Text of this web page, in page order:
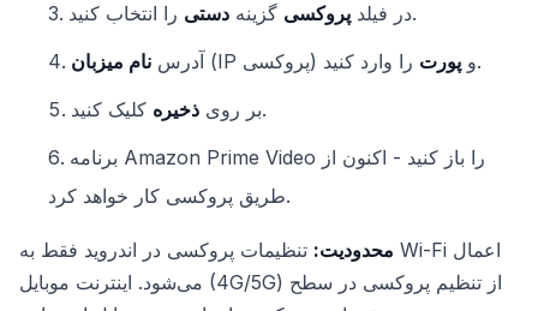
در فیلد پروکسی گزینه دستی
را انتخاب کنید.
آدرس نام میزبان (IP پروکسی) و پورت
را وارد کنید.
بر روی ذخیره
کلیک کنید.
برنامه Amazon Prime Video را باز کنید - اکنون از
طریق پروکسی کار خواهد کرد.
محدودیت: تنظیمات پروکسی در اندروید فقط به Wi-Fi اعمال
می‌شود. اینترنت موبایل (4G/5G) از تنظیم پروکسی در سطح